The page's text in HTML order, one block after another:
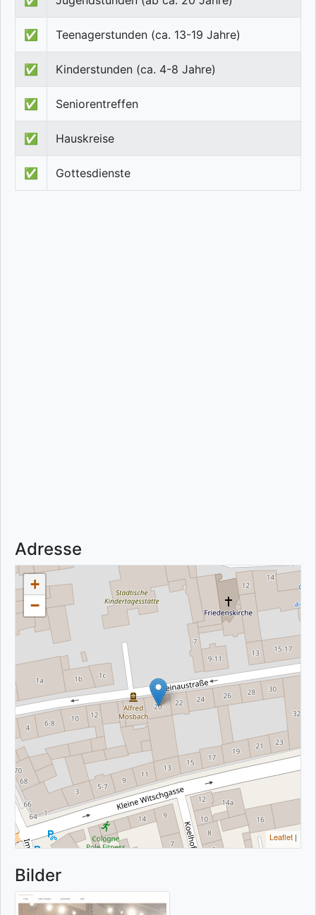
✅ Teenagerstunden (ca. 13-19 Jahre)
✅ Kinderstunden (ca. 4-8 Jahre)
✅ Seniorentreffen
✅ Hauskreise
✅ Gottesdienste
Adresse
+
−
Leaflet |
Bilder